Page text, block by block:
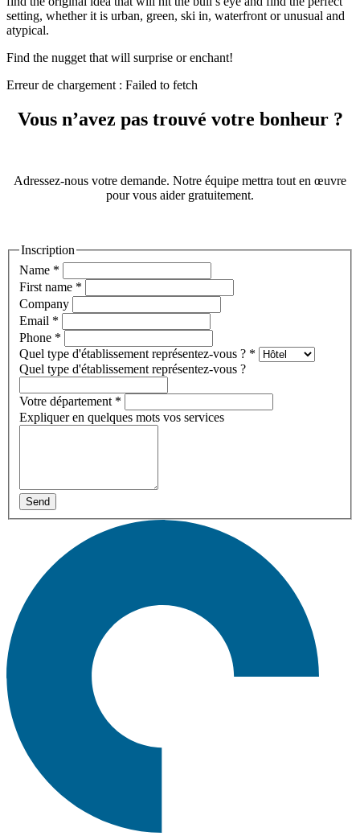
setting, whether it is urban, green, ski in, waterfront or unusual and
atypical.
Find the nugget that will surprise or enchant!
Erreur de chargement : Failed to fetch
Vous n’avez pas trouvé votre bonheur ?
Adressez-nous votre demande. Notre équipe mettra tout en œuvre
pour vous aider gratuitement.
Inscription
Name *
First name *
Company
Email *
Phone *
Quel type d'établissement représentez-vous ? *
Quel type d'établissement représentez-vous ?
Votre département *
Expliquer en quelques mots vos services
Send